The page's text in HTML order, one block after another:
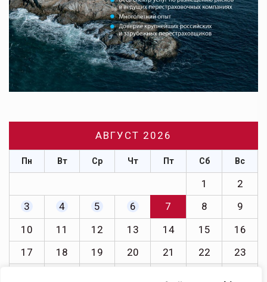
АВГУСТ 2026
Пн Вт Ср Чт Пт Сб Вс
1
2
3
4 5 6 7 8
9
10
11 12 13 14 15
16
17
18 19 20 21 22
23